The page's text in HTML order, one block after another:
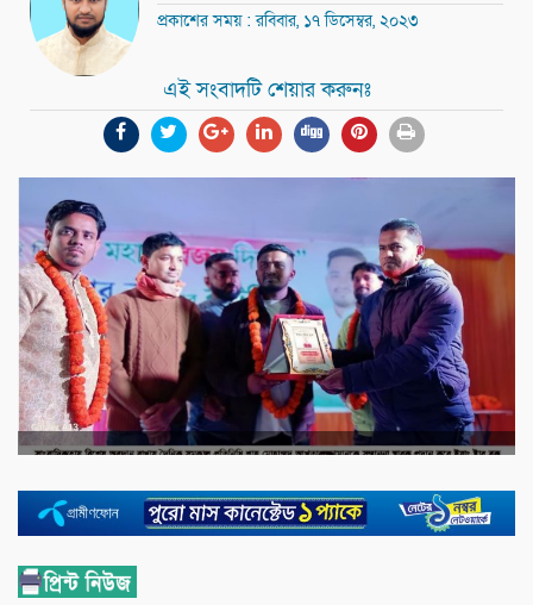
প্রকাশের সময় : রবিবার, ১৭ ডিসেম্বর, ২০২৩
এই সংবাদটি শেয়ার করুনঃ